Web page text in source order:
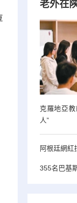
老外在
克羅地亞
人”
阿根廷網紅
355名巴基